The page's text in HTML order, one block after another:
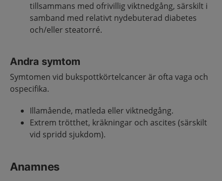
tillsammans med ofrivillig viktnedgång, särskilt i
samband med relativt nydebuterad diabetes
och/eller steatorré.
Andra symtom
Symtomen vid bukspottkörtelcancer är ofta vaga och
ospecifika.
Illamående, matleda eller viktnedgång.
Extrem trötthet, kräkningar och ascites (särskilt
vid spridd sjukdom).
Anamnes